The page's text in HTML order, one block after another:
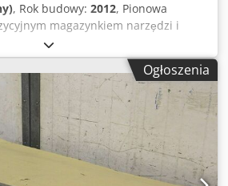
, Rok budowy: 2012, Pionowa
magazynkiem narzędzi i
rok produkcji 2012, dobry stan;
funkcją Manual Guide i; uchwyt 630
elementów 900; dwustopniowa
bardzo wysoki moment obrotowy;
Ija narzędzie do ustawiania narzędzi,
wiórów; różne uchwyty narzędzi,
około 4100 godzin pracy; Możliwość
po wcześniejszym uzgodnieniu, z
to mile widziane.
Ogłoszenia